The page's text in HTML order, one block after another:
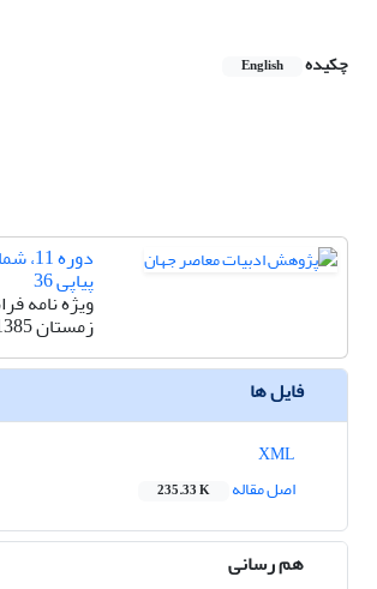
چکیده English
پیاپی 36
ویژه نامه
زمستان 1385
فایل ها
اصل مقاله
235.33 K
هم رسانی